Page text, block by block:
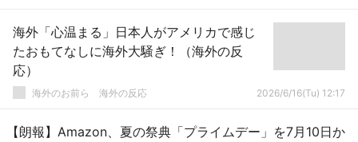
海外「心温まる」日本人がアメリカで感じ
たおもてなしに海外大騒ぎ！（海外の反
応）
海外のお前ら 海外の反応 2026/6/16(Tu) 12:17
【朗報】Amazon、夏の祭典「プライムデー」を7月10日か